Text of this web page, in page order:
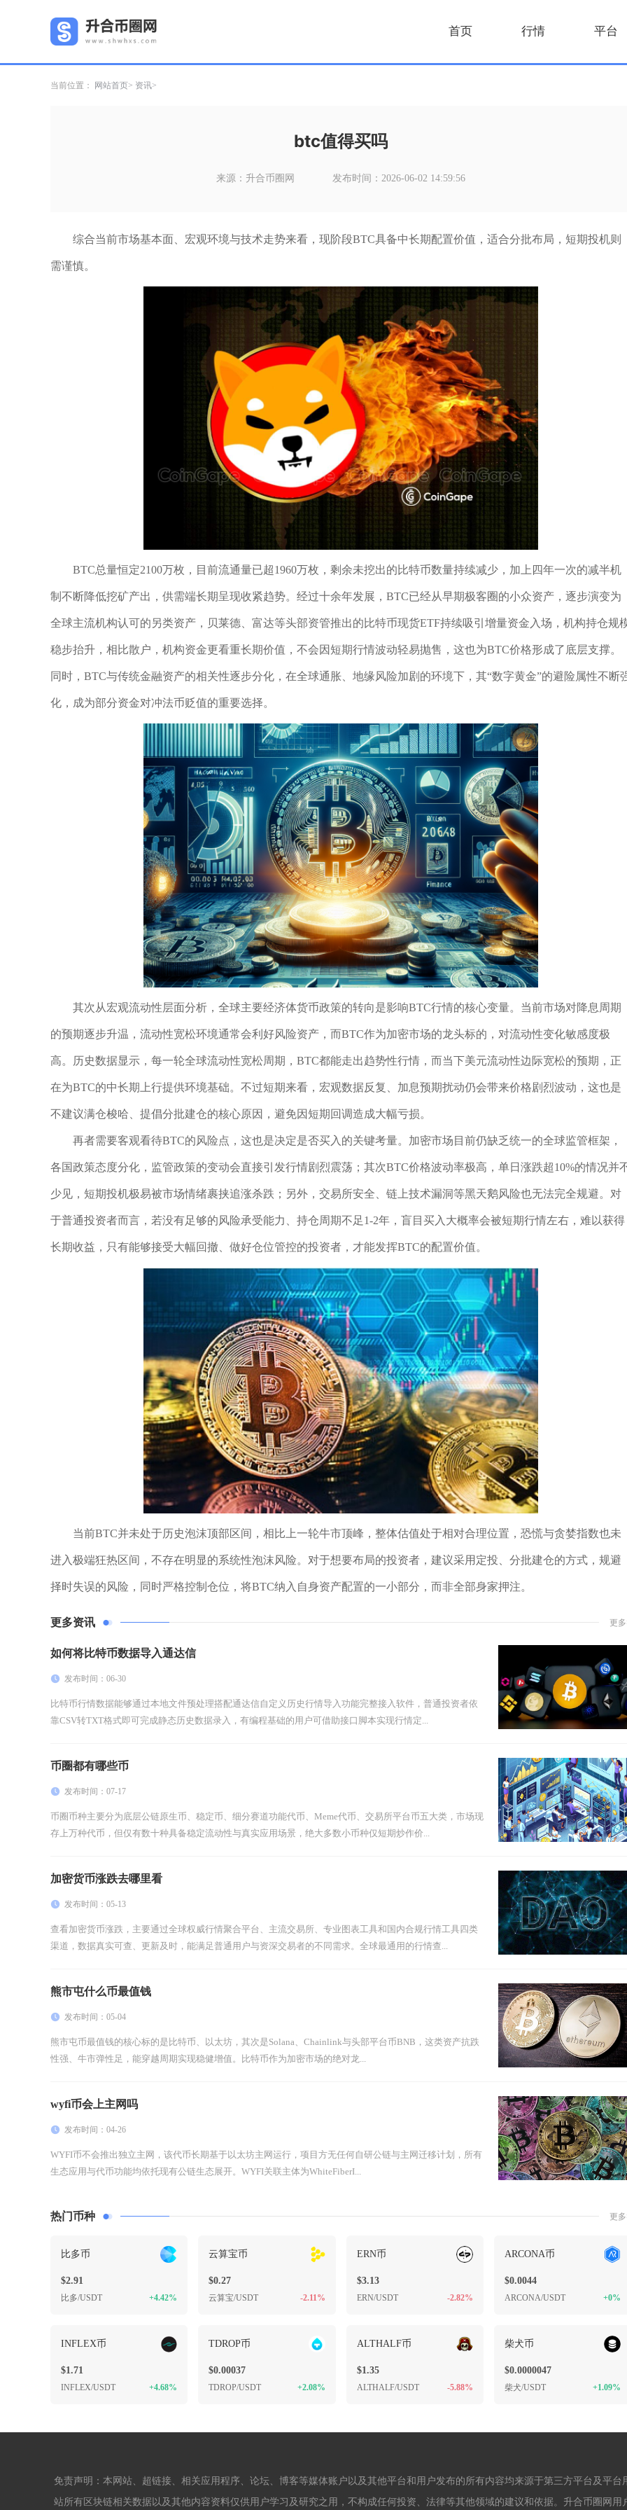
首页 行情 平台
当前位置： 网站首页 资讯
btc值得买吗
来源：升合币圈网 发布时间：2026-06-02 14:59:56
综合当前市场基本面、宏观环境与技术走势来看，现阶段BTC具备中长期配置价值，适合分批布局，短期投机则
需谨慎。
BTC总量恒定2100万枚，目前流通量已超1960万枚，剩余未挖出的比特币数量持续减少，加上四年一次的减半机
制不断降低挖矿产出，供需端长期呈现收紧趋势。经过十余年发展，BTC已经从早期极客圈的小众资产，逐步演变为
全球主流机构认可的另类资产，贝莱德、富达等头部资管推出的比特币现货ETF持续吸引增量资金入场，机构持仓规
稳步抬升，相比散户，机构资金更看重长期价值，不会因短期行情波动轻易抛售，这也为BTC价格形成了底层支撑。
同时，BTC与传统金融资产的相关性逐步分化，在全球通胀、地缘风险加剧的环境下，其“数字黄金”的避险属性不断
化，成为部分资金对冲法币贬值的重要选择。
其次从宏观流动性层面分析，全球主要经济体货币政策的转向是影响BTC行情的核心变量。当前市场对降息周期
的预期逐步升温，流动性宽松环境通常会利好风险资产，而BTC作为加密市场的龙头标的，对流动性变化敏感度极
高。历史数据显示，每一轮全球流动性宽松周期，BTC都能走出趋势性行情，而当下美元流动性边际宽松的预期，正
在为BTC的中长期上行提供环境基础。不过短期来看，宏观数据反复、加息预期扰动仍会带来价格剧烈波动，这也是
不建议满仓梭哈、提倡分批建仓的核心原因，避免因短期回调造成大幅亏损。
再者需要客观看待BTC的风险点，这也是决定是否买入的关键考量。加密市场目前仍缺乏统一的全球监管框架，
各国政策态度分化，监管政策的变动会直接引发行情剧烈震荡；其次BTC价格波动率极高，单日涨跌超10%的情况并
少见，短期投机极易被市场情绪裹挟追涨杀跌；另外，交易所安全、链上技术漏洞等黑天鹅风险也无法完全规避。对
于普通投资者而言，若没有足够的风险承受能力、持仓周期不足1-2年，盲目买入大概率会被短期行情左右，难以获得
长期收益，只有能够接受大幅回撤、做好仓位管控的投资者，才能发挥BTC的配置价值。
当前BTC并未处于历史泡沫顶部区间，相比上一轮牛市顶峰，整体估值处于相对合理位置，恐慌与贪婪指数也未
进入极端狂热区间，不存在明显的系统性泡沫风险。对于想要布局的投资者，建议采用定投、分批建仓的方式，规避
择时失误的风险，同时严格控制仓位，将BTC纳入自身资产配置的一小部分，而非全部身家押注。
更多资讯 更
如何将比特币数据导入通达信
发布时间：06-30
比特币行情数据能够通过本地文件预处理搭配通达信自定义历史行情导入功能完整接入软件，普通投资者依
靠CSV转TXT格式即可完成静态历史数据录入，有编程基础的用户可借助接口脚本实现行情定...
币圈都有哪些币
发布时间：07-17
币圈币种主要分为底层公链原生币、稳定币、细分赛道功能代币、Meme代币、交易所平台币五大类，市场现
存上万种代币，但仅有数十种具备稳定流动性与真实应用场景，绝大多数小币种仅短期炒作价...
加密货币涨跌去哪里看
发布时间：05-13
查看加密货币涨跌，主要通过全球权威行情聚合平台、主流交易所、专业图表工具和国内合规行情工具四类
渠道，数据真实可查、更新及时，能满足普通用户与资深交易者的不同需求。全球最通用的行情查...
熊市屯什么币最值钱
发布时间：05-04
熊市屯币最值钱的核心标的是比特币、以太坊，其次是Solana、Chainlink与头部平台币BNB，这类资产抗跌
性强、牛市弹性足，能穿越周期实现稳健增值。比特币作为加密市场的绝对龙...
wyfi币会上主网吗
发布时间：04-26
WYFI币不会推出独立主网，该代币长期基于以太坊主网运行，项目方无任何自研公链与主网迁移计划，所有
生态应用与代币功能均依托现有公链生态展开。WYFI关联主体为WhiteFiberI...
热门币种 更
比多币
$2.91
比多/USDT +4.42%
云算宝币
$0.27
云算宝/USDT -2.11%
ERN币
$3.13
ERN/USDT -2.82%
ARCONA币
$0.0044
ARCONA/USDT +0%
INFLEX币
$1.71
INFLEX/USDT +4.68%
TDROP币
$0.00037
TDROP/USDT +2.08%
ALTHALF币
$1.35
ALTHALF/USDT -5.88%
柴犬币
$0.0000047
柴犬/USDT +1.09%
免责声明：本网站、超链接、相关应用程序、论坛、博客等媒体账户以及其他平台和用户发布的所有内容均来源于第三方平台及平
站所有区块链相关数据以及其他内容资料仅供用户学习及研究之用，不构成任何投资、法律等其他领域的建议和依据。升合币圈网